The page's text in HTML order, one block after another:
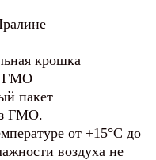
крошка
ГМО
пакет
ГМО.
от +15°С до
воздуха не